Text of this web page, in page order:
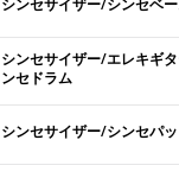
シンセサイザー/エレキギ
ンセドラム
シンセサイザー/シンセパ